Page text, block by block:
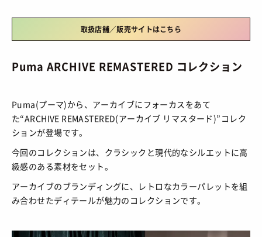
/ ブック
お問い合わせ
© 2026 Sneaker-Girl.com is brought to you
by YBS co., ltd & YBS USA LLC.
取扱店舗／販売サイトはこちら
Puma ARCHIVE REMASTERED コレクション
Puma(プーマ)から、アーカイブにフォーカスをあて
た“ARCHIVE REMASTERED(アーカイブ リマスタード)”コレク
ションが登場です。
今回のコレクションは、クラシックと現代的なシルエットに高
級感のある素材をセット。
アーカイブのブランディングに、レトロなカラーパレットを組
み合わせたディテールが魅力のコレクションです。